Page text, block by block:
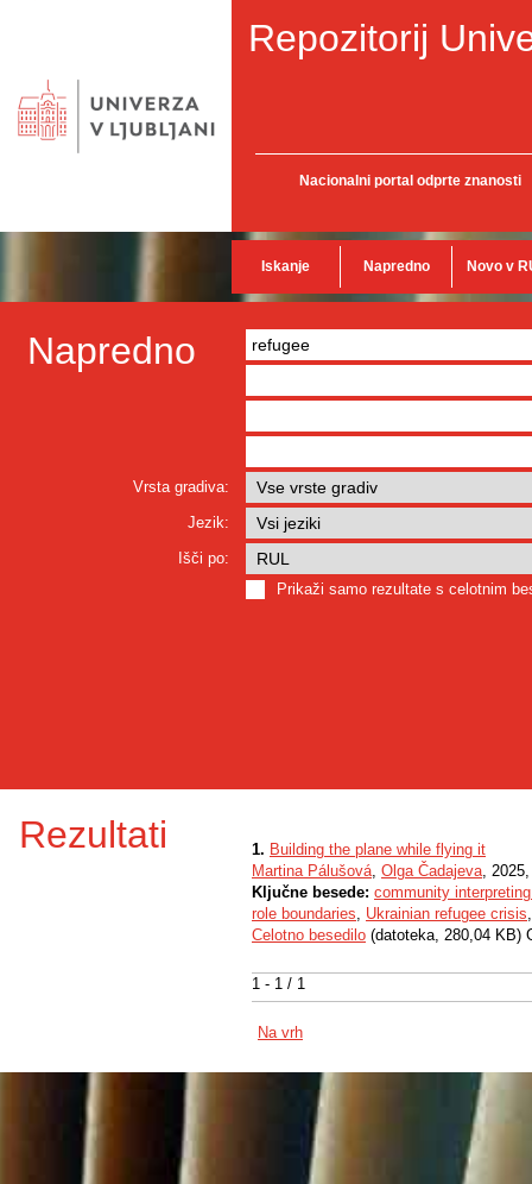
Repozitorij
Nacionalni portal odprte znanosti
Iskanje Napredno Novo v
Napredno
Vrsta gradiva:
Jezik:
Išči po:
Prikaži samo rezultate s celotnim
Rezultati
1 - 1 / 1
1. Building the plane while flying it
Martina Pálušová, Olga Čadajeva,
Ključne besede: community
role boundaries, Ukrainian refugee crisis
Celotno besedilo (datoteka, 280,04 KB)
Na vrh